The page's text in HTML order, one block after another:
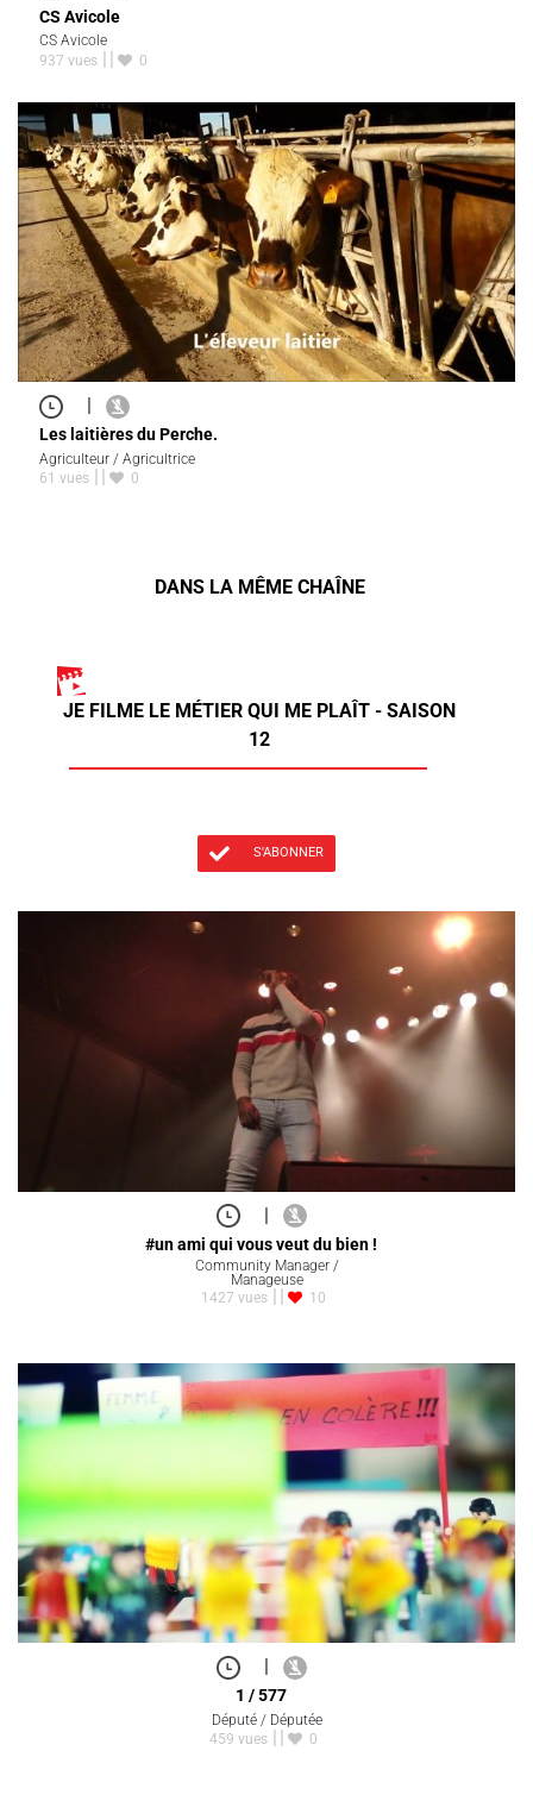
CS Avicole
CS Avicole
937 vues
0
|
Les laitières du Perche.
Agriculteur / Agricultrice
61 vues
0
DANS LA MÊME CHAÎNE
JE FILME LE MÉTIER QUI ME PLAÎT - SAISON
12
S'ABONNER
|
#un ami qui vous veut du bien !
Community Manager /
Manageuse
1427 vues
10
|
1 / 577
Député / Députée
459 vues
0